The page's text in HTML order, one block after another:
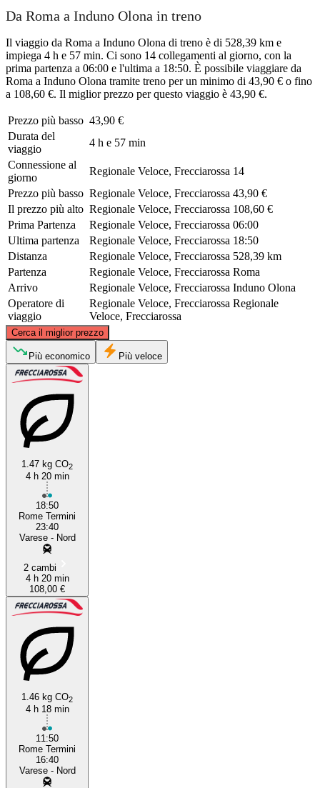
Da Roma a Induno Olona in treno
Il viaggio da Roma a Induno Olona di treno è di 528,39 km e
impiega 4 h e 57 min. Ci sono 14 collegamenti al giorno, con la
prima partenza a 06:00 e l'ultima a 18:50. È possibile viaggiare da
Roma a Induno Olona tramite treno per un minimo di 43,90 € o fino
a 108,60 €. Il miglior prezzo per questo viaggio è 43,90 €.
Prezzo più basso 43,90 €
Durata del
viaggio
4 h e 57 min
Connessione al
giorno
Regionale Veloce, Frecciarossa 14
Prezzo più basso Regionale Veloce, Frecciarossa 43,90 €
Il prezzo più alto Regionale Veloce, Frecciarossa 108,60 €
Prima Partenza
Regionale Veloce, Frecciarossa 06:00
Ultima partenza
Regionale Veloce, Frecciarossa 18:50
Distanza
Regionale Veloce, Frecciarossa 528,39 km
Partenza
Regionale Veloce, Frecciarossa Roma
Arrivo
Regionale Veloce, Frecciarossa Induno Olona
Operatore di
viaggio
Regionale Veloce, Frecciarossa Regionale
Veloce, Frecciarossa
Cerca il miglior prezzo
Induno Olona
©CARTO
Più economico Più veloce
1.47 kg CO2
4 h 20 min
18:50
Rome Termini
23:40
Varese - Nord
2 cambi
4 h 20 min
108,00 €
1.46 kg CO2
4 h 18 min
11:50
Rome Termini
16:40
Varese - Nord